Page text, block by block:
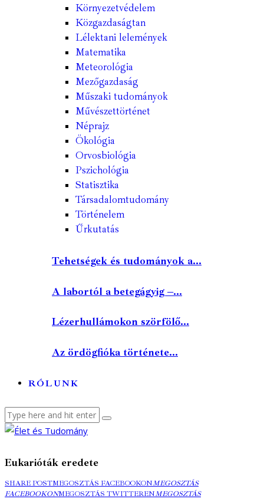
Környezetvédelem
Közgazdaságtan
Lélektani lelemények
Matematika
Meteorológia
Mezőgazdaság
Műszaki tudományok
Művészettörténet
Néprajz
Ökológia
Orvosbiológia
Pszichológia
Statisztika
Társadalomtudomány
Történelem
Űrkutatás
Tehetségek és tudományok a...
A labortól a betegágyig –...
Lézerhullámokon szörfölő...
Az ördögfióka története...
RÓLUNK
Eukarióták eredete
SHARE POSTMEGOSZTÁS FACEBOOKONMEGOSZTÁS
FACEBOOKONMEGOSZTÁS TWITTERENMEGOSZTÁS